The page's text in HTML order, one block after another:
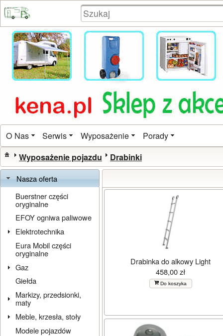
O Nas Serwis Wyposażenie Porady
Wyposażenie pojazdu Drabinki
Nasza oferta
Buerstner części
oryginalne
EFOY ogniwa paliwowe
Elektrotechnika
Eura Mobil części
oryginalne
Gaz
Giełda
Markizy, przedsionki,
maty
Meble, krzesła, stoły
Modele pojazdów
Drabinka do alkowy Light
458,00 zł
Do koszyka